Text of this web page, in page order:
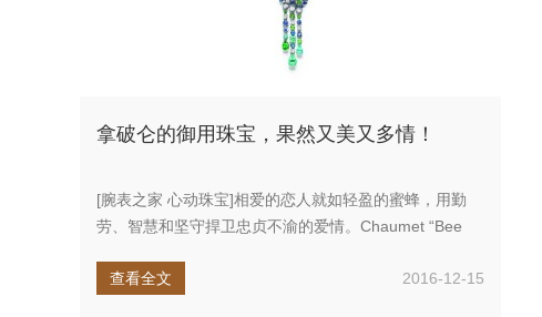
拿破仑的御用珠宝，果然又美又多情！
[腕表之家 心动珠宝]相爱的恋人就如轻盈的蜜蜂，用勤
劳、智慧和坚守捍卫忠贞不渝的爱情。Chaumet “Bee
查看全文
2016-12-15